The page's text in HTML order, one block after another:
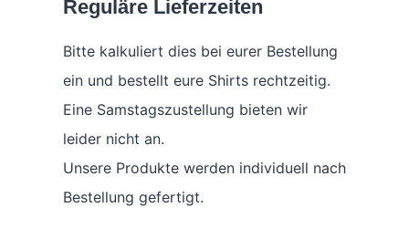
Reguläre Lieferzeiten
Bitte kalkuliert dies bei eurer Bestellung
ein und bestellt eure Shirts rechtzeitig.
Eine Samstagszustellung bieten wir
leider nicht an.
Unsere Produkte werden individuell nach
Bestellung gefertigt.